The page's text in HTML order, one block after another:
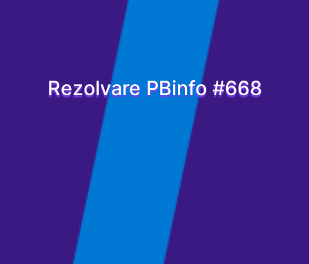
Rezolvare PBinfo #668